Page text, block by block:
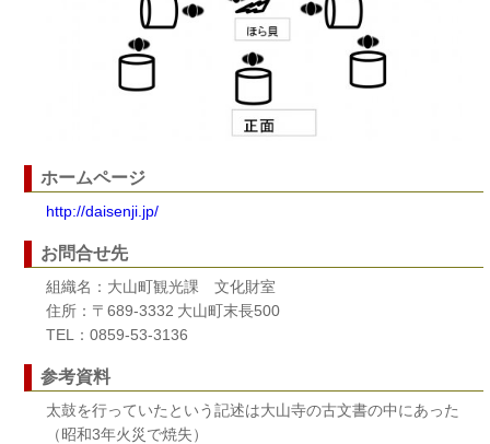
ホームページ
http://daisenji.jp/
お問合せ先
組織名：大山町観光課 文化財室
住所：〒689-3332 大山町末長500
TEL：0859-53-3136
参考資料
太鼓を行っていたという記述は大山寺の古文書の中にあった
（昭和3年火災で焼失）